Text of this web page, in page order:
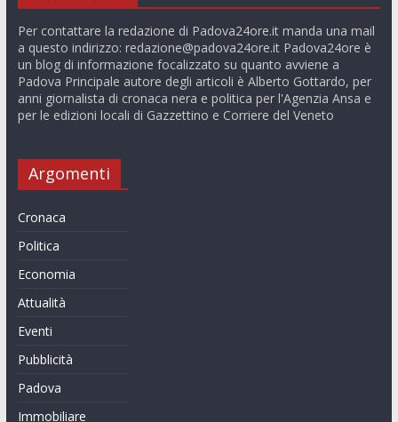
Per contattare la redazione di Padova24ore.it manda una mail
a questo indirizzo: redazione@padova24ore.itPadova24ore è
un blog di informazione focalizzato su quanto avviene a
Padova Principale autore degli articoli è Alberto Gottardo, per
anni giornalista di cronaca nera e politica per l'Agenzia Ansa e
per le edizioni locali di Gazzettino e Corriere del Veneto
Argomenti
Cronaca
Politica
Economia
Attualità
Eventi
Pubblicità
Padova
Immobiliare